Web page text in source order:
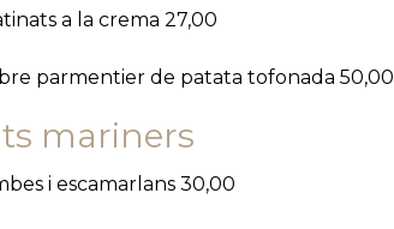
a la crema 27,00
parmentier de patata tofonada 50,00
mariners
i escamarlans 30,00